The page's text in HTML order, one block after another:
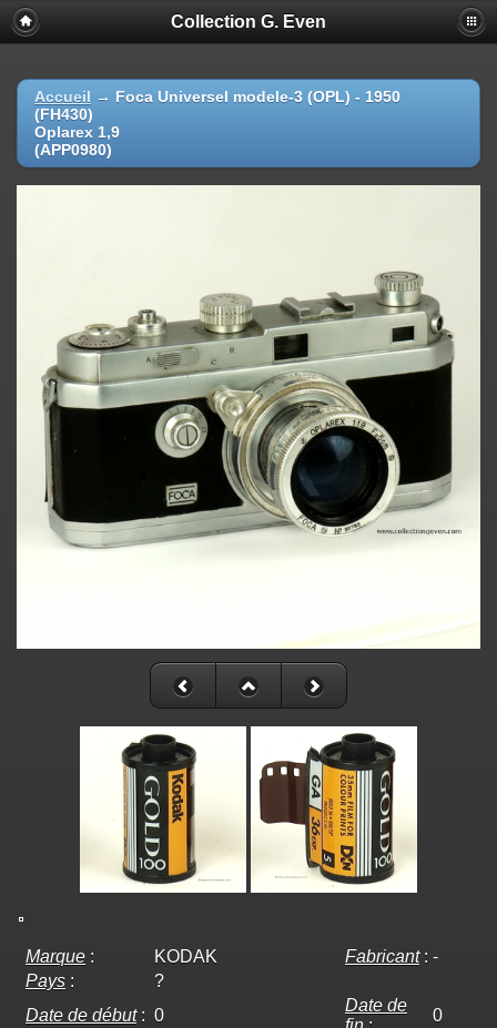
Collection G. Even
Accueil → Foca Universel modele-3 (OPL) - 1950
(FH430)
Oplarex 1,9
(APP0980)
Marque : KODAK Fabricant: -
Pays :
?
Date de début: 0
Date de
0